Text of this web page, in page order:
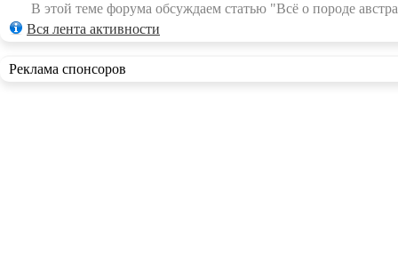
В этой теме форума обсуждаем статью "Всё о породе
Вся лента активности
Реклама спонсоров